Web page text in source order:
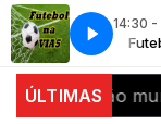
14:30 -
Futebol
A Radio
ÚLTIMAS